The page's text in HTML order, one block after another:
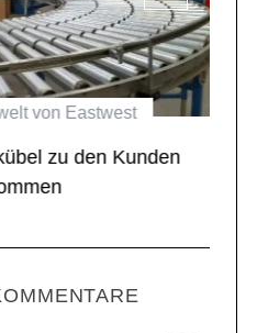
von Eastwest
zu den Kunden